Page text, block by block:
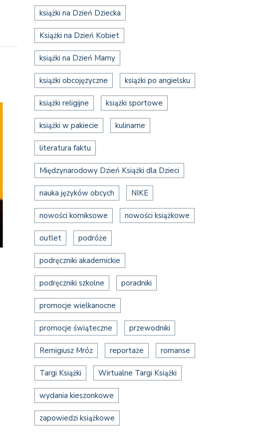
książki na Dzień Dziecka
Książki na Dzień Kobiet
książki na Dzień Mamy
książki obcojęzyczne książki po angielsku
książki religijne książki sportowe
książki w pakiecie kulinarne
literatura faktu
Międzynarodowy Dzień Książki dla Dzieci
nauka języków obcych NIKE
nowości komiksowe nowości książkowe
outlet podróże
podręczniki akademickie
podręczniki szkolne poradniki
promocje wielkanocne
promocje świąteczne przewodniki
Remigiusz Mróz reportaże romanse
Targi Książki Wirtualne Targi Książki
wydania kieszonkowe
zapowiedzi książkowe